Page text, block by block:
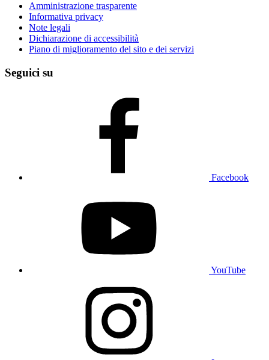
Amministrazione trasparente
Informativa privacy
Note legali
Dichiarazione di accessibilità
Piano di miglioramento del sito e dei servizi
Seguici su
Facebook
YouTube